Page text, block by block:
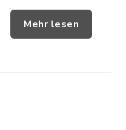
Mehr lesen